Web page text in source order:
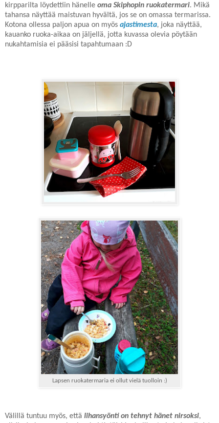
kirpparilta löydettiin hänelle oma Skiphopin ruokatermari. Mikä
tahansa näyttää maistuvan hyvältä, jos se on omassa termarissa.
Kotona ollessa paljon apua on myös ajastimesta, joka näyttää,
kauanko ruoka-aikaa on jäljellä, jotta kuvassa olevia pöytään
nukahtamisia ei pääsisi tapahtumaan :D
Lapsen ruokatermaria ei ollut vielä tuolloin :)
Välillä tuntuu myös, että lihansyönti on tehnyt hänet nirsoksi,